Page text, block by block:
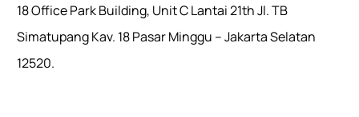
18 Office Park Building, Unit C Lantai 21th Jl. TB
Simatupang Kav. 18 Pasar Minggu – Jakarta Selatan
12520.